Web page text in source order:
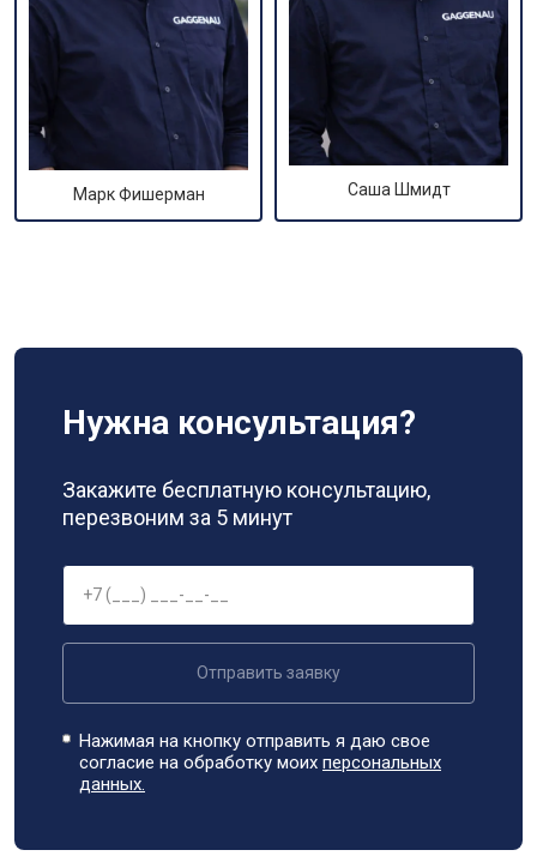
Марк Фишерман Саша Шмидт
Нужна консультация?
Закажите бесплатную консультацию,
перезвоним за 5 минут
Отправить заявку
Нажимая на кнопку отправить я даю свое
согласие на обработку моихперсональных
данных.